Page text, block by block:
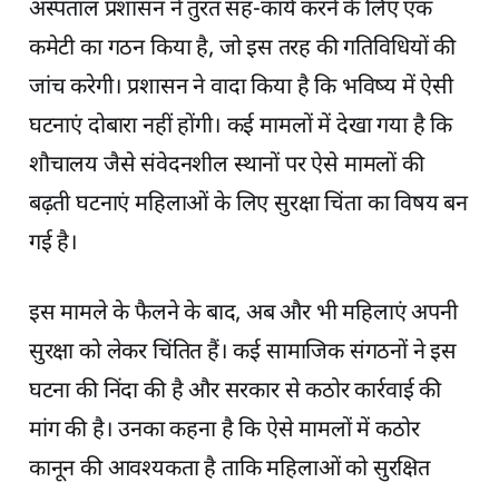
अस्पताल प्रशासन ने तुरंत सह-कार्य करने के लिए एक
कमेटी का गठन किया है, जो इस तरह की गतिविधियों की
जांच करेगी। प्रशासन ने वादा किया है कि भविष्य में ऐसी
घटनाएं दोबारा नहीं होंगी। कई मामलों में देखा गया है कि
शौचालय जैसे संवेदनशील स्थानों पर ऐसे मामलों की
बढ़ती घटनाएं महिलाओं के लिए सुरक्षा चिंता का विषय बन
गई है।
इस मामले के फैलने के बाद, अब और भी महिलाएं अपनी
सुरक्षा को लेकर चिंतित हैं। कई सामाजिक संगठनों ने इस
घटना की निंदा की है और सरकार से कठोर कार्रवाई की
मांग की है। उनका कहना है कि ऐसे मामलों में कठोर
कानून की आवश्यकता है ताकि महिलाओं को सुरक्षित